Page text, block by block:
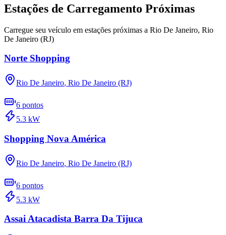
Estações de Carregamento Próximas
Carregue seu veículo em estações próximas a Rio De Janeiro, Rio
De Janeiro (RJ)
Norte Shopping
Rio De Janeiro, Rio De Janeiro (RJ)
6 pontos
5.3 kW
Shopping Nova América
Rio De Janeiro, Rio De Janeiro (RJ)
6 pontos
5.3 kW
Assai Atacadista Barra Da Tijuca